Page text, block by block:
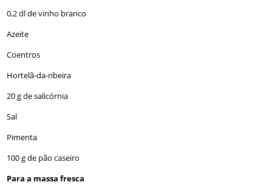
0,2 dl de vinho branco
Azeite
Coentros
Hortelã-da-ribeira
20 g de salicórnia
Sal
Pimenta
100 g de pão caseiro
Para a massa fresca